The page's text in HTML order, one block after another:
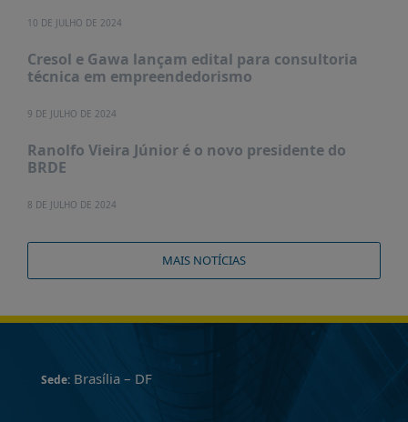
10 DE JULHO DE 2024
Cresol e Gawa lançam edital para consultoria
técnica em empreendedorismo
9 DE JULHO DE 2024
Ranolfo Vieira Júnior é o novo presidente do
BRDE
8 DE JULHO DE 2024
MAIS NOTÍCIAS
Sede:Brasília – DF